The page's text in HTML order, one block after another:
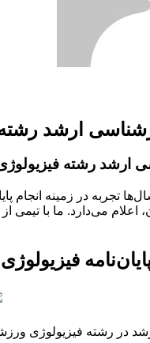
ارشد
ارشد رشته
تجربه در زمینه انجام
اعلام می‌دارد. ما با تیمی
در رشته فیزیولوژی